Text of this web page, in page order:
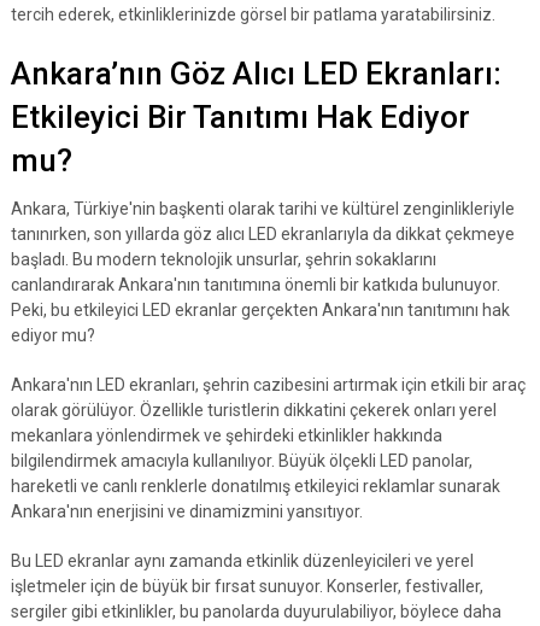
tercih ederek, etkinliklerinizde görsel bir patlama yaratabilirsiniz.
Ankara’nın Göz Alıcı LED Ekranları:
Etkileyici Bir Tanıtımı Hak Ediyor
mu?
Ankara, Türkiye'nin başkenti olarak tarihi ve kültürel zenginlikleriyle
tanınırken, son yıllarda göz alıcı LED ekranlarıyla da dikkat çekmeye
başladı. Bu modern teknolojik unsurlar, şehrin sokaklarını
canlandırarak Ankara'nın tanıtımına önemli bir katkıda bulunuyor.
Peki, bu etkileyici LED ekranlar gerçekten Ankara'nın tanıtımını hak
ediyor mu?
Ankara'nın LED ekranları, şehrin cazibesini artırmak için etkili bir araç
olarak görülüyor. Özellikle turistlerin dikkatini çekerek onları yerel
mekanlara yönlendirmek ve şehirdeki etkinlikler hakkında
bilgilendirmek amacıyla kullanılıyor. Büyük ölçekli LED panolar,
hareketli ve canlı renklerle donatılmış etkileyici reklamlar sunarak
Ankara'nın enerjisini ve dinamizmini yansıtıyor.
Bu LED ekranlar aynı zamanda etkinlik düzenleyicileri ve yerel
işletmeler için de büyük bir fırsat sunuyor. Konserler, festivaller,
sergiler gibi etkinlikler, bu panolarda duyurulabiliyor, böylece daha